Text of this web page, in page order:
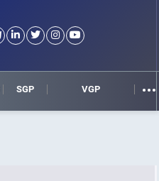
SGP VGP